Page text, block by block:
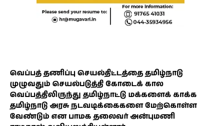
வெப்பத் தணிப்பு செயல்திட்டத்தை தமிழ்நாடு
முழுவதும் செயல்படுத்தி கோடைக் கால
வெப்பத்திலிருந்து தமிழ்நாட்டு மக்களைக் காக்க
தமிழ்நாடு அரசு நடவடிக்கைகளை மேற்கொள்ள
வேண்டும் என பாமக தலைவர் அன்புமணி